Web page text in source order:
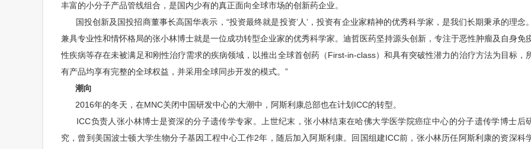
丰富的小分子产品管线组合，是国内少有的真正面向全球市场的创新药企业。
国投创新及国投招商董事长高国华表示，“投资最终就是投资’人’，投资有企业家精神的优秀科学家，是我们长期秉承的理念。
兼具专业性和情怀格局的张小林博士就是一位成功转型企业家的优秀科学家。迪哲医药坚持源头创新，专注于恶性肿瘤及自身免
性疾病等存在未被满足和刚性治疗需求的疾病领域，以推出全球首创药（First-in-class）和具有突破性潜力的治疗方法为目标，
有产品均享有完整的全球权益，并采用全球同步开发的模式。”
潮向
2016年的冬天，在MNC关闭中国研发中心的大潮中，阿斯利康总部也在计划ICC的转型。
ICC负责人张小林博士是资深的分子遗传学专家。上世纪末，张小林结束在哈佛大学医学院癌症中心的分子遗传学博士后
究，曾到美国波士顿大学生物分子基因工程中心工作2年，随后加入阿斯利康。回国组建ICC前，张小林历任阿斯利康的资深科